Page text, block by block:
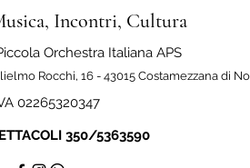
Incontri, Cultura
Orchestra Italiana APS
Rocchi, 16 - 43015 Costamezzana di
02265320347
350/5363590